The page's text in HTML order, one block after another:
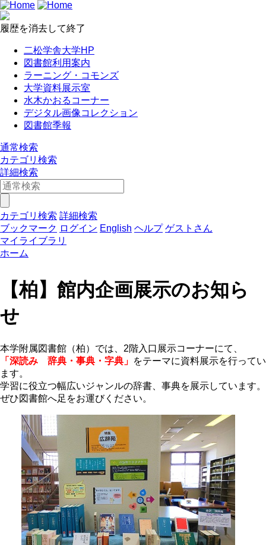
履歴を消去して終了
二松学舎大学HP
図書館利用案内
ラーニング・コモンズ
大学資料展示室
水木かおるコーナー
デジタル画像コレクション
図書館季報
通常検索
カテゴリ検索
詳細検索
カテゴリ検索 詳細検索
ブックマーク ログイン English ヘルプ ゲストさん
マイライブラリ
ホーム
【柏】館内企画展示のお知ら
せ
本学附属図書館（柏）では、2階入口展示コーナーにて、
「深読み 辞典・事典・字典」 をテーマに資料展示を行ってい
ます。
学習に役立つ幅広いジャンルの辞書、事典を展示しています。
ぜひ図書館へ足をお運びください。